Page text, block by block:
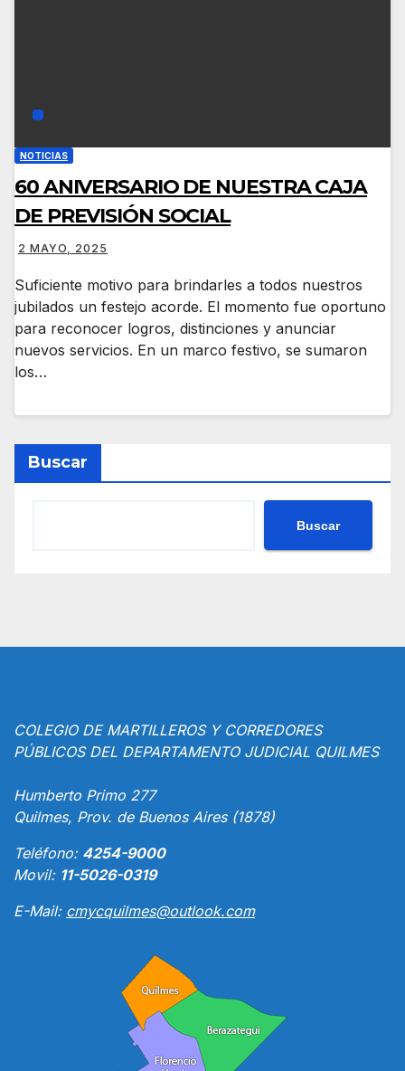
NOTICIAS
60 ANIVERSARIO DE NUESTRA CAJA
DE PREVISIÓN SOCIAL
2 MAYO, 2025
Suficiente motivo para brindarles a todos nuestros
jubilados un festejo acorde. El momento fue oportuno
para reconocer logros, distinciones y anunciar
nuevos servicios. En un marco festivo, se sumaron
los…
Buscar
Buscar
COLEGIO DE MARTILLEROS Y CORREDORES
PÚBLICOS DEL DEPARTAMENTO JUDICIAL QUILMES
Humberto Primo 277
Quilmes, Prov. de Buenos Aires (1878)
Teléfono: 4254-9000
Movil: 11-5026-0319
E-Mail: cmycquilmes@outlook.com